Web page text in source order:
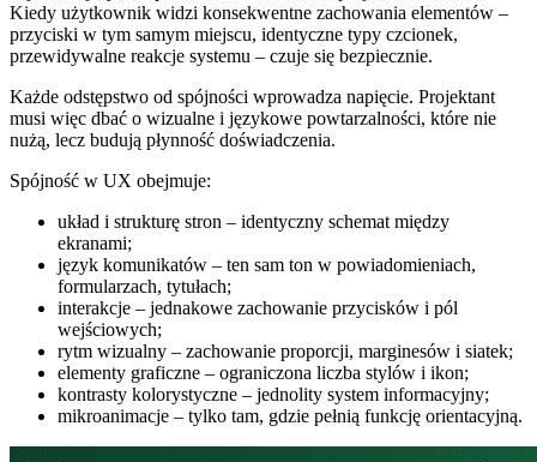
Kiedy użytkownik widzi konsekwentne zachowania elementów –
przyciski w tym samym miejscu, identyczne typy czcionek,
przewidywalne reakcje systemu – czuje się bezpiecznie.
Każde odstępstwo od spójności wprowadza napięcie. Projektant
musi więc dbać o wizualne i językowe powtarzalności, które nie
nużą, lecz budują płynność doświadczenia.
Spójność w UX obejmuje:
układ i strukturę stron – identyczny schemat między
ekranami;
język komunikatów – ten sam ton w powiadomieniach,
formularzach, tytułach;
interakcje – jednakowe zachowanie przycisków i pól
wejściowych;
rytm wizualny – zachowanie proporcji, marginesów i siatek;
elementy graficzne – ograniczona liczba stylów i ikon;
kontrasty kolorystyczne – jednolity system informacyjny;
mikroanimacje – tylko tam, gdzie pełnią funkcję orientacyjną.